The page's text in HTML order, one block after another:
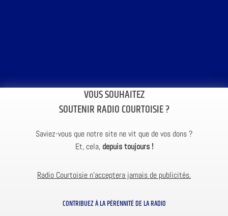
VOUS SOUHAITEZ
SOUTENIR RADIO COURTOISIE ?
Saviez-vous que notre site ne vit que de vos dons ?
Et, cela, depuis toujours !
Radio Courtoisie n’acceptera jamais de publicités.
CONTRIBUEZ À LA PÉRENNITÉ DE LA RADIO